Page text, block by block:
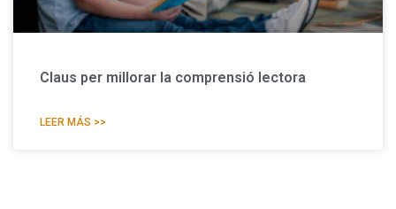
Claus per millorar la comprensió lectora
LEER MÁS >>